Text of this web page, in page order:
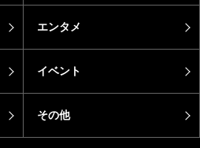
エンタメ
イベント
その他